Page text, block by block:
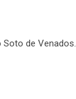
Soto de Venados.